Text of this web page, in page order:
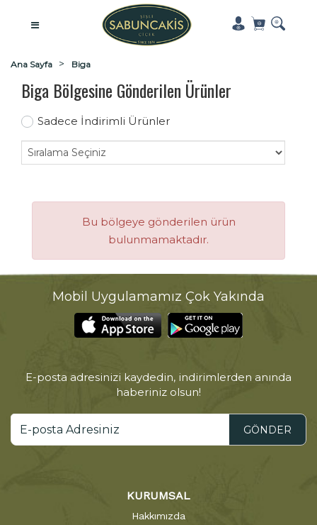
Ana Sayfa Biga
Biga Bölgesine Gönderilen Ürünler
Sadece İndirimli Ürünler
Bu bölgeye gönderilen ürün
bulunmamaktadır.
Mobil Uygulamamız Çok Yakında
E-posta adresinizi kaydedin, indirimlerden anında
haberiniz olsun!
GÖNDER
KURUMSAL
Hakkımızda